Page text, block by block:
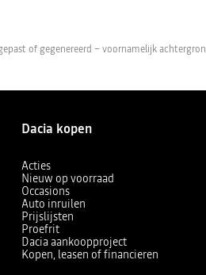
of gegenereerd – voornamelijk
Dacia kopen
Acties
Nieuw op voorraad
Occasions
Auto inruilen
Prijslijsten
Proefrit
Dacia aankoopproject
Kopen, leasen of financieren